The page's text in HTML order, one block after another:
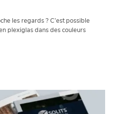
les regards ? C’est possible
plexiglas dans des couleurs